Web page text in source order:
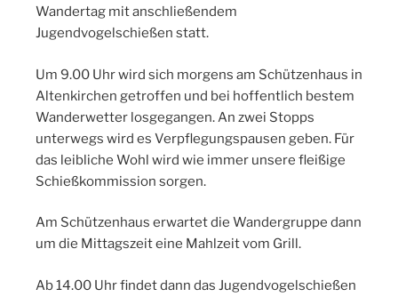
Wandertag mit anschließendem
Jugendvogelschießen statt.
Um 9.00 Uhr wird sich morgens am Schützenhaus in
Altenkirchen getroffen und bei hoffentlich bestem
Wanderwetter losgegangen. An zwei Stopps
unterwegs wird es Verpflegungspausen geben. Für
das leibliche Wohl wird wie immer unsere fleißige
Schießkommission sorgen.
Am Schützenhaus erwartet die Wandergruppe dann
um die Mittagszeit eine Mahlzeit vom Grill.
Ab 14.00 Uhr findet dann das Jugendvogelschießen